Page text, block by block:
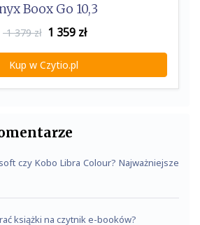
Boox Go 10,3
1 379 zł 1 359zł
Kup w Czytio.pl
czy Kobo Libra Colour? Najważniejsze
książki na czytnik e-booków?